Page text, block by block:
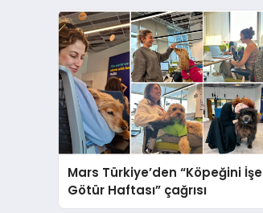
Yolunda İlerliyor
Mars Türkiye’den “Köpeğini İşe
Götür Haftası” çağrısı